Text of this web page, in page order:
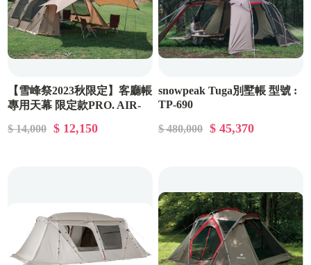
【雪峰祭2023秋限定】客廳帳
專用天幕 限定款PRO. AIR-
$ 14,000
$ 12,150
snowpeak Tuga別墅帳 型號 :
TP-690
$ 480,000 $ 45,370